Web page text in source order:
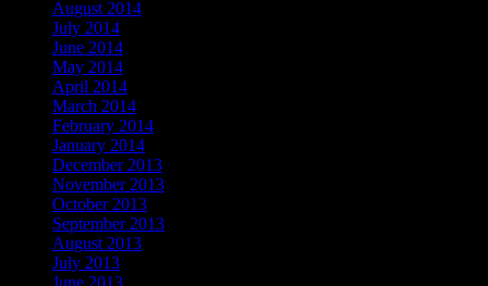
August 2014
July 2014
June 2014
May 2014
April 2014
March 2014
February 2014
January 2014
December 2013
November 2013
October 2013
September 2013
August 2013
July 2013